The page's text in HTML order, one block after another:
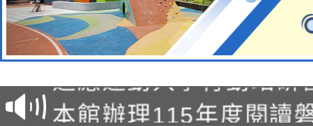
本校115學年度第2次
招)
適應運動共學行動站研
本館辦理115年度閱讀